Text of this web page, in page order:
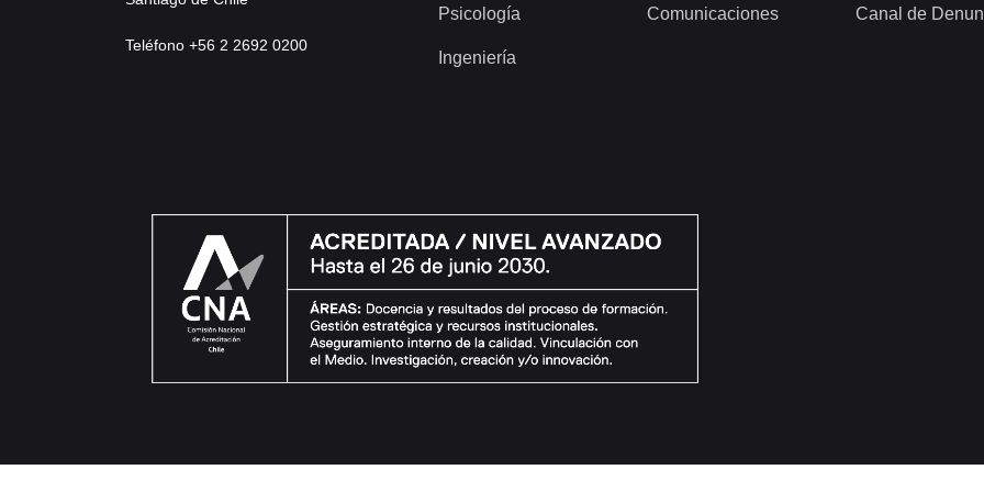
Teléfono +56 2 2692 0200
Psicología
Ingeniería
Comunicaciones Canal de